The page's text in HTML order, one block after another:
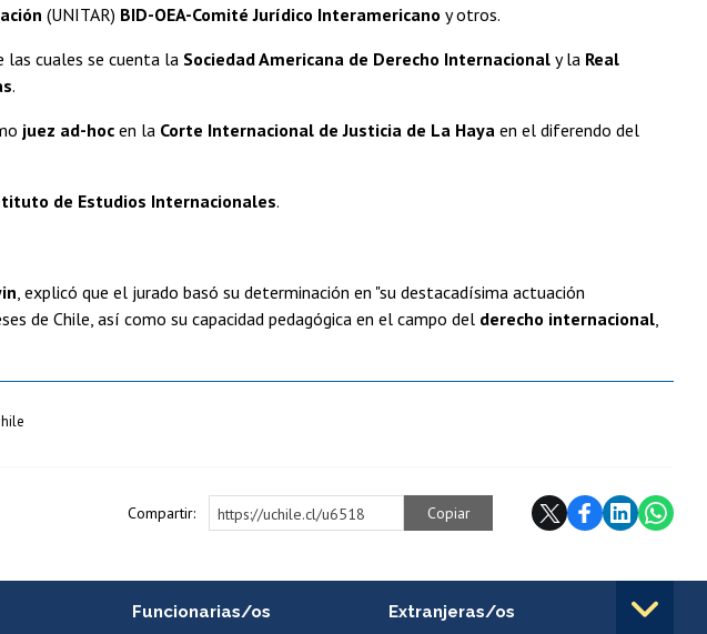
(UNITAR) BID-OEA-Comité Jurídico Interamericano y otros.
las cuales se cuenta la Sociedad Americana de Derecho Internacional y la Real
.
juez ad-hoc en la Corte Internacional de Justicia de La Haya en el diferendo del
de Estudios Internacionales.
, explicó que el jurado basó su determinación en "su destacadísima actuación
de Chile, así como su capacidad pedagógica en el campo del derecho internacional,
Compartir: https://uchile.cl/u6518 Copiar
Funcionarias/os Extranjeras/os